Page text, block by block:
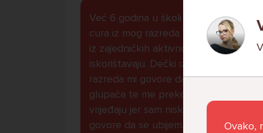
Već 6 godina u školi nekoliko
cura iz mog razreda me izbacuju
iz zajedničkih aktivnosti te me
iskorištavaju. Dečki iz mojeg
razreda mi govore da sam
glupača te me preko discorda
vrijeđaju jer sam niska te mi
govore da se ubijem. Prije
Ovako,